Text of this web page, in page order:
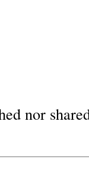
nor